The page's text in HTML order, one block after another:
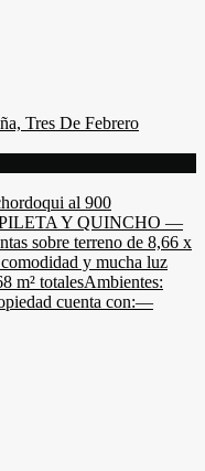
al 900
Y QUINCHO —
sobre terreno de 8,66 x
y mucha luz
m² totalesAmbientes:
cuenta con:—